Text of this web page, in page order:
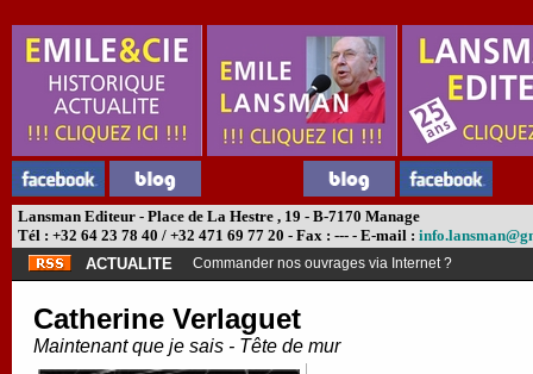
Lansman Editeur - Place de La Hestre , 19 - B-7170 Manage
Tél : +32 64 23 78 40 / +32 471 69 77 20 - Fax : --- - E-mail :
ACTUALITE
Commander nos ouvrages via Internet ?
Catherine Verlaguet
Maintenant que je sais - Tête de mur